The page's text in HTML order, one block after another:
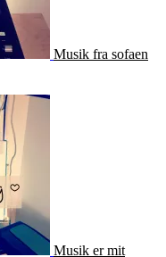
Musik fra sofaen
Musik er mit